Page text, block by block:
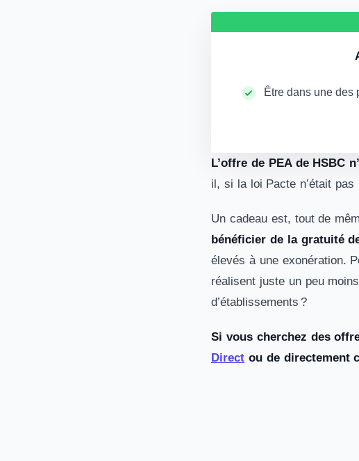
Être dans une des
L’offre de PEA de HSBC
il, si la loi Pacte n’était
Un cadeau est, tout de
bénéficier de la gratuité
élevés à une exonération.
réalisent juste un peu
d’établissements ?
Si vous cherchez des
Direct ou de directement